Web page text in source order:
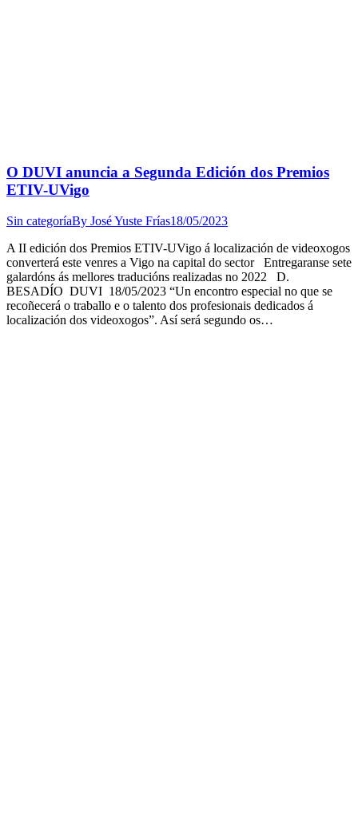
O DUVI anuncia a Segunda Edición dos Premios
ETIV-UVigo
Sin categoríaBy José Yuste Frías18/05/2023
A II edición dos Premios ETIV-UVigo á localización de videoxogos
converterá este venres a Vigo na capital do sector Entregaranse sete
galardóns ás mellores traducións realizadas no 2022 D.
BESADÍO DUVI 18/05/2023 “Un encontro especial no que se
recoñecerá o traballo e o talento dos profesionais dedicados á
localización dos videoxogos”. Así será segundo os…